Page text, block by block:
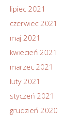
lipiec 2021
czerwiec 2021
maj 2021
kwiecień 2021
marzec 2021
luty 2021
styczeń 2021
grudzień 2020